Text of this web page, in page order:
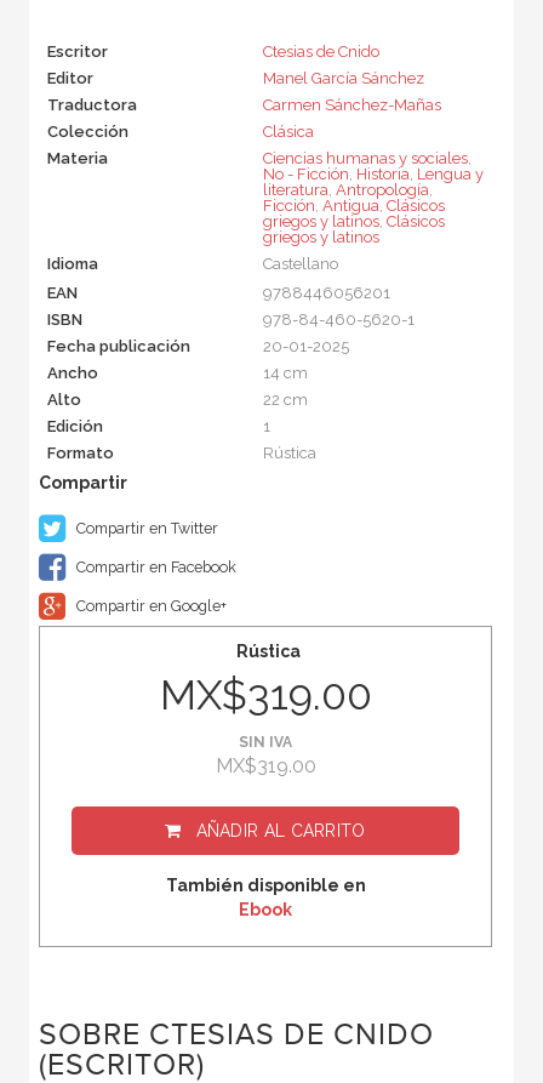
Escritor
Ctesias de Cnido
Editor
Manel García Sánchez
Traductora
Carmen Sánchez-Mañas
Colección
Clásica
Materia
Ciencias humanas y sociales,
No - Ficción Historia Lengua y
literatura Antropología
Ficción Antigua Clásicos
griegos y latinos, Clásicos
griegos y latinos
Idioma
Castellano
EAN
9788446056201
ISBN
978-84-460-5620-1
Fecha publicación
20-01-2025
Ancho
14 cm
Alto
22 cm
Edición
1
Formato
Rústica
Compartir en Twitter
Compartir en Facebook
Compartir en Google+
Rústica
MX$319.00
SIN IVA
MX$319.00
AÑADIR AL CARRITO
También disponible en
Ebook
SOBRE CTESIAS DE CNIDO
(ESCRITOR)